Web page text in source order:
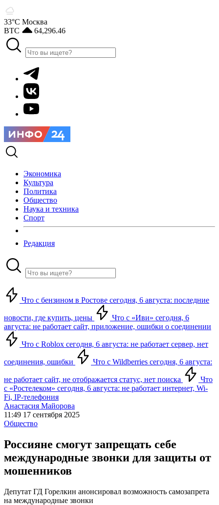
33°С Москва
BTC
64,296.46
Экономика
Культура
Политика
Общество
Наука и техника
Спорт
Редакция
Что с бензином в Ростове сегодня, 6 августа: последние
новости, где купить, цены
Что с «Иви» сегодня, 6
августа: не работает сайт, приложение, ошибки о соединении
Что с Roblox сегодня, 6 августа: не работает сервер, нет
соединения, ошибки Что с Wildberries сегодня, 6 августа:
не работает сайт, не отображается статус, нет поиска
Что
с «Ростелеком» сегодня, 6 августа: не работает интернет, Wi-
Fi, IP-телефония
Анастасия Майорова
11:49 17 сентября 2025
Общество
Россияне смогут запрещать себе
международные звонки для защиты от
мошенников
Депутат ГД Горелкин анонсировал возможность самозапрета
на международные звонки